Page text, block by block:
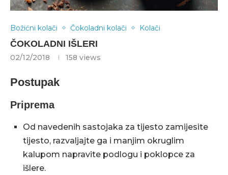
Božićni kolači Čokoladni kolači Kolači
ČOKOLADNI IŠLERI
02/12/2018 158 views
Postupak
Priprema
Od navedenih sastojaka za tijesto zamijesite
tijesto, razvaljajte ga i manjim okruglim
kalupom napravite podlogu i poklopce za
išlere.